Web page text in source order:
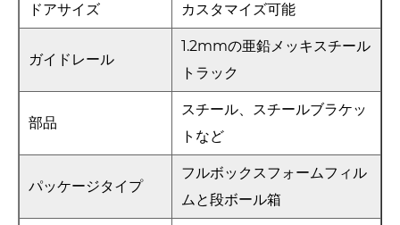
ドアサイズ カスタマイズ可能
ガイドレール
1.2mmの亜鉛メッキスチール
トラック
部品
スチール、スチールブラケッ
トなど
パッケージタイプ
フルボックスフォームフィル
ムと段ボール箱